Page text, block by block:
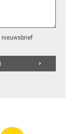
nieuwsbrief